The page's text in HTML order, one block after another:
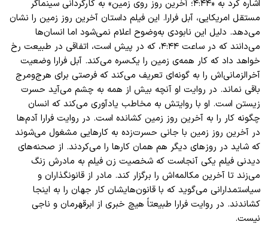
اشاره کرد به «۴:۴۴؛ آخرین روز روی زمین» به کارگردانی سینماگر
مستقل امریکایی، آبل فرارا. این فیلم داستان آخرین روز زمین را نشان
میدهد. دلیل این نابودی بهوضوح اعلام نمیشود اما انسانها
می
دانند که در ساعت ۴:۴۴، که در پیش است، اتفاقی در طبیعت رخ
خواهد داد که کار همهی زمین را یکسره میکند. آبل فرارا وضعیت
آخرالزمانیاش را به گونهای تعریف میکند که فرصتی برای هرجومرج
باقی نماند. در روایت او آنچه بیش از همه به چشم میآید حسرت
زیستن است. او با روایتش به مخاطب یادآوری میکند که انسان
چگونه کار را به آخرین روز زمین کشانده است. در روایت فرارا آدمها
در آخرین روز زمین با جانی حسرتزده به کارهایی مشغول میشوند
که شاید در روزهای دیگر هم همان کارها را میکردند. از صحنههای
دیدنی فیلم یکی آنجاست که شخصیت زن فیلم به مادرش زنگ
میزند تا آخرین مکالمهاش را برگزار کند. مادر از قانونگذاران و
سیاستمدارانی میگوید که با قانونهایشان کار جهان را به اینجا
کشاندند. در روایت فرارا طبیعتاً هیچ خبری از ابرقهرمان و ناجی
نیست.